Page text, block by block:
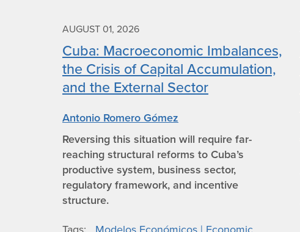
AUGUST 01, 2026
Cuba: Macroeconomic Imbalances,
the Crisis of Capital Accumulation,
and the External Sector
Antonio Romero Gómez
Reversing this situation will require far-
reaching structural reforms to Cuba’s
productive system, business sector,
regulatory framework, and incentive
structure.